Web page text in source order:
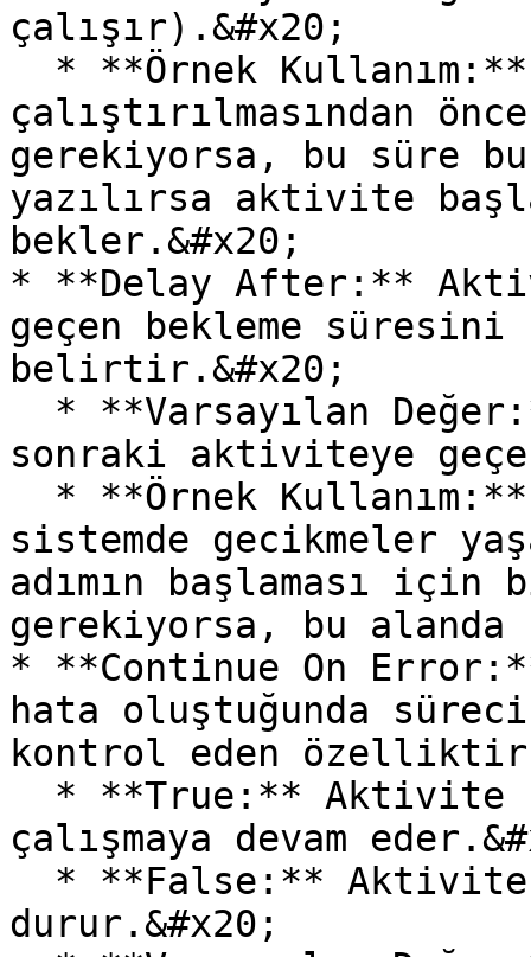
çalışır).&#x20;
çalıştırılmasından
gerekiyorsa, bu süre
yazılırsa aktivite
bekler.&#x20;
* **Delay After:**
geçen bekleme
belirtir.&#x20;
sonraki aktiviteye
sistemde gecikmeler
adımın başlaması
gerekiyorsa, bu
* **Continue On
hata oluştuğunda
kontrol eden
çalışmaya devam
durur.&#x20;